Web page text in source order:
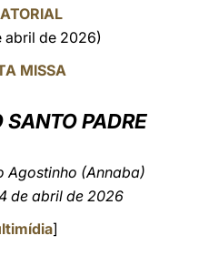
abril de 2026)
MISSA
PADRE
Agostinho (Annaba)
de abril de 2026
]